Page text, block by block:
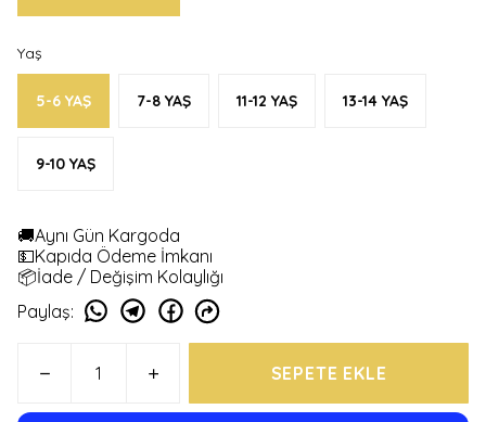
Yaş
5-6 YAŞ 7-8 YAŞ 11-12 YAŞ 13-14 YAŞ
9-10 YAŞ
🚚Aynı Gün Kargoda
💵Kapıda Ödeme İmkanı
📦İade / Değişim Kolaylığı
Paylaş:
SEPETE EKLE